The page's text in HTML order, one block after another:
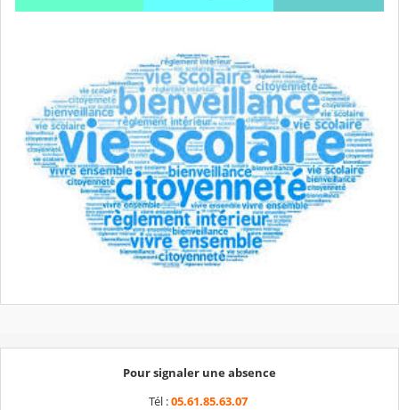
Pour signaler une absence
Tél :05.61.85.63.07